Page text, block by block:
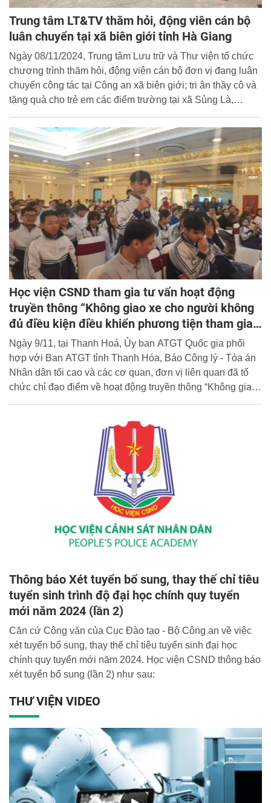
Trung tâm LT&TV thăm hỏi, động viên cán bộ
luân chuyển tại xã biên giới tỉnh Hà Giang
Ngày 08/11/2024, Trung tâm Lưu trữ và Thư viện tổ chức
chương trình thăm hỏi, động viên cán bộ đơn vị đang luân
chuyển công tác tại Công an xã biên giới; tri ân thầy cô và
tặng quà cho trẻ em các điểm trường tại xã Sủng Là,
Học viện CSND tham gia tư vấn hoạt động
truyền thông “Không giao xe cho người không
đủ điều kiện điều khiển phương tiện tham gia
giao thông”
Ngày 9/11, tại Thanh Hoá, Ủy ban ATGT Quốc gia phối
hợp với Ban ATGT tỉnh Thanh Hóa, Báo Công lý - Tòa án
Nhân dân tối cao và các cơ quan, đơn vị liên quan đã tổ
chức chỉ đạo điểm về hoạt động truyền thông “Không giao
tòa giả định” nhằm mục tiêu tuyên truyền sâu, rộng, lan tỏa
tới 63 tỉnh, thành phố trực thuộc Trung ương.
Thông báo Xét tuyển bổ sung, thay thế chỉ tiêu
tuyển sinh trình độ đại học chính quy tuyển
mới năm 2024 (lần 2)
Căn cứ Công văn của Cục Đào tạo - Bộ Công an về việc
xét tuyển bổ sung, thay thế chỉ tiêu tuyển sinh đại học
chính quy tuyển mới năm 2024. Học viện CSND thông báo
xét tuyển bổ sung (lần 2) như sau:
THƯ VIỆN VIDEO